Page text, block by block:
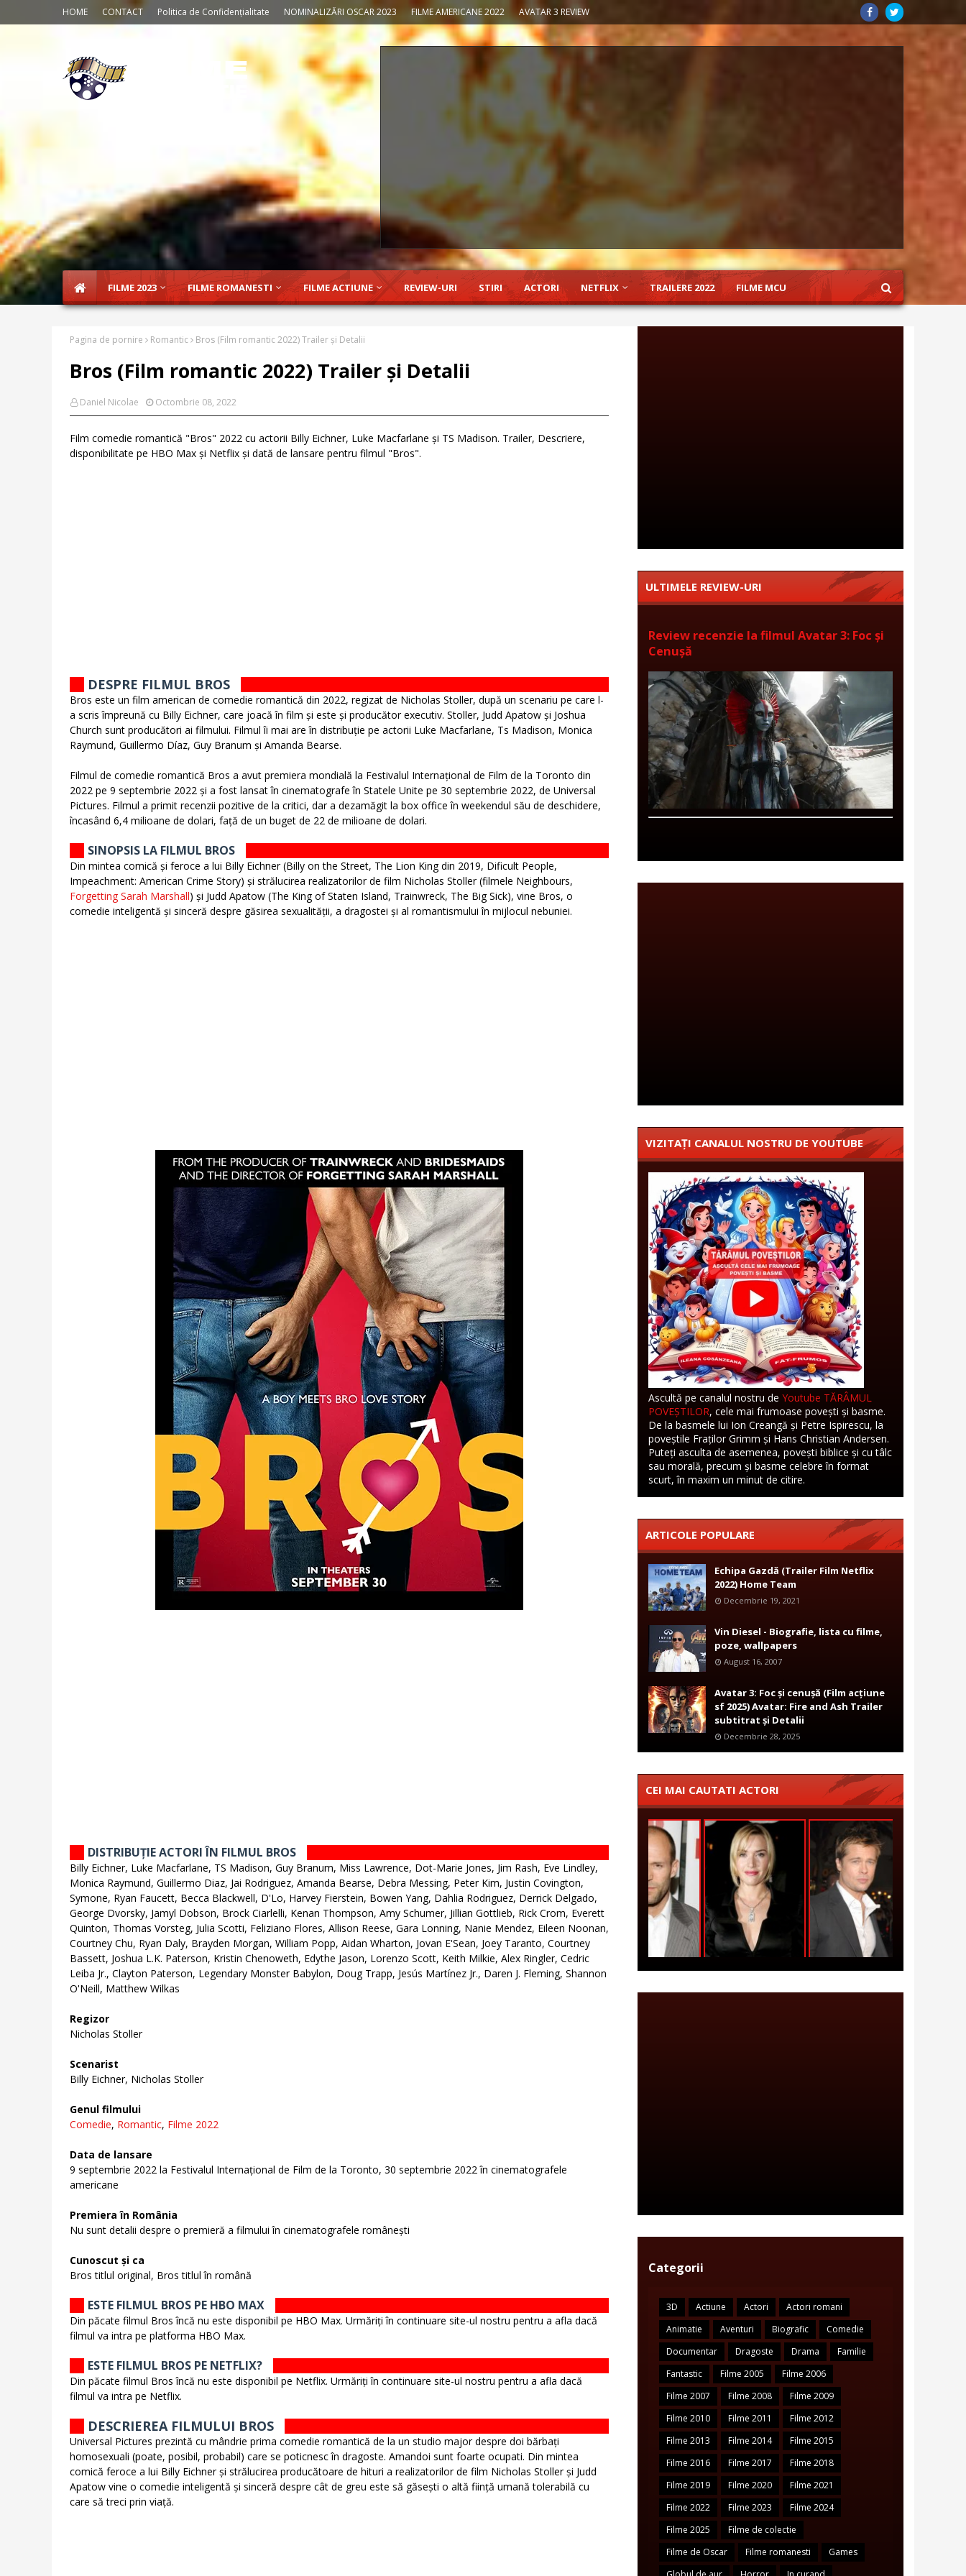
HOME CONTACT Politica de Confidențialitate NOMINALIZĂRI OSCAR 2023 FILME AMERICANE 2022 AVATAR 3 REVIEW
FILME 2023 FILME ROMANESTI FILME ACTIUNE REVIEW-URI STIRI ACTORI NETFLIX TRAILERE 2022 FILME MCU
Pagina de pornire Romantic Bros (Film romantic 2022) Trailer și Detalii
Bros (Film romantic 2022) Trailer și Detalii
Daniel Nicolae Octombrie 08, 2022
Film comedie romantică "Bros" 2022 cu actorii Billy Eichner, Luke Macfarlane și TS Madison. Trailer, Descriere,
disponibilitate pe HBO Max și Netflix și dată de lansare pentru filmul "Bros".
DESPRE FILMUL BROS
Bros este un film american de comedie romantică din 2022, regizat de Nicholas Stoller, după un scenariu pe care l-
a scris împreună cu Billy Eichner, care joacă în film și este și producător executiv. Stoller, Judd Apatow și Joshua
Church sunt producători ai filmului. Filmul îi mai are în distribuție pe actorii Luke Macfarlane, Ts Madison, Monica
Raymund, Guillermo Díaz, Guy Branum și Amanda Bearse.
Filmul de comedie romantică Bros a avut premiera mondială la Festivalul Internațional de Film de la Toronto din
2022 pe 9 septembrie 2022 și a fost lansat în cinematografe în Statele Unite pe 30 septembrie 2022, de Universal
Pictures. Filmul a primit recenzii pozitive de la critici, dar a dezamăgit la box office în weekendul său de deschidere,
încasând 6,4 milioane de dolari, față de un buget de 22 de milioane de dolari.
SINOPSIS LA FILMUL BROS
Din mintea comică și feroce a lui Billy Eichner (Billy on the Street, The Lion King din 2019, Dificult People,
Impeachment: American Crime Story) și strălucirea realizatorilor de film Nicholas Stoller (filmele Neighbours,
Forgetting Sarah Marshall) și Judd Apatow (The King of Staten Island, Trainwreck, The Big Sick), vine Bros, o
comedie inteligentă și sinceră despre găsirea sexualității, a dragostei și al romantismului în mijlocul nebuniei.
DISTRIBUȚIE ACTORI ÎN FILMUL BROS
Billy Eichner, Luke Macfarlane, TS Madison, Guy Branum, Miss Lawrence, Dot-Marie Jones, Jim Rash, Eve Lindley,
Monica Raymund, Guillermo Diaz, Jai Rodriguez, Amanda Bearse, Debra Messing, Peter Kim, Justin Covington,
Symone, Ryan Faucett, Becca Blackwell, D'Lo, Harvey Fierstein, Bowen Yang, Dahlia Rodriguez, Derrick Delgado,
George Dvorsky, Jamyl Dobson, Brock Ciarlelli, Kenan Thompson, Amy Schumer, Jillian Gottlieb, Rick Crom, Everett
Quinton, Thomas Vorsteg, Julia Scotti, Feliziano Flores, Allison Reese, Gara Lonning, Nanie Mendez, Eileen Noonan,
Courtney Chu, Ryan Daly, Brayden Morgan, William Popp, Aidan Wharton, Jovan E'Sean, Joey Taranto, Courtney
Bassett, Joshua L.K. Paterson, Kristin Chenoweth, Edythe Jason, Lorenzo Scott, Keith Milkie, Alex Ringler, Cedric
Leiba Jr., Clayton Paterson, Legendary Monster Babylon, Doug Trapp, Jesús Martínez Jr., Daren J. Fleming, Shannon
O'Neill, Matthew Wilkas
Regizor
Nicholas Stoller
Scenarist
Billy Eichner, Nicholas Stoller
Genul filmului
Comedie, Romantic, Filme 2022
Data de lansare
9 septembrie 2022 la Festivalul Internațional de Film de la Toronto, 30 septembrie 2022 în cinematografele
americane
Premiera în România
Nu sunt detalii despre o premieră a filmului în cinematografele românești
Cunoscut și ca
Bros titlul original, Bros titlul în română
ESTE FILMUL BROS PE HBO MAX
Din păcate filmul Bros încă nu este disponibil pe HBO Max. Urmăriți în continuare site-ul nostru pentru a afla dacă
filmul va intra pe platforma HBO Max.
ESTE FILMUL BROS PE NETFLIX?
Din păcate filmul Bros încă nu este disponibil pe Netflix. Urmăriți în continuare site-ul nostru pentru a afla dacă
filmul va intra pe Netflix.
DESCRIEREA FILMULUI BROS
Universal Pictures prezintă cu mândrie prima comedie romantică de la un studio major despre doi bărbați
homosexuali (poate, posibil, probabil) care se poticnesc în dragoste. Amandoi sunt foarte ocupati. Din mintea
comică feroce a lui Billy Eichner și strălucirea producătoare de hituri a realizatorilor de film Nicholas Stoller și Judd
Apatow vine o comedie inteligentă și sinceră despre cât de greu este să găsești o altă ființă umană tolerabilă cu
care să treci prin viață.
ULTIMELE REVIEW-URI
Review recenzie la filmul Avatar 3: Foc și
Cenușă
VIZITAȚI CANALUL NOSTRU DE YOUTUBE
Ascultă pe canalul nostru de Youtube TĂRÂMUL
POVEȘTILOR, cele mai frumoase povești și basme.
De la basmele lui Ion Creangă și Petre Ispirescu, la
poveștile Fraților Grimm și Hans Christian Andersen.
Puteți asculta de asemenea, povești biblice și cu tâlc
sau morală, precum și basme celebre în format
scurt, în maxim un minut de citire.
ARTICOLE POPULARE
Echipa Gazdă (Trailer Film Netflix
2022) Home Team
Decembrie 19, 2021
Vin Diesel - Biografie, lista cu filme,
poze, wallpapers
August 16, 2007
Avatar 3: Foc și cenușă (Film acțiune
sf 2025) Avatar: Fire and Ash Trailer
subtitrat și Detalii
Decembrie 28, 2025
CEI MAI CAUTATI ACTORI
Categorii
3D Actiune Actori
Actori romani
Animatie
Aventuri Biografic
Comedie
Documentar
Dragoste Drama
Familie
Fantastic
Filme 2005
Filme 2006
Filme 2007
Filme 2008
Filme 2009
Filme 2010
Filme 2011
Filme 2012
Filme 2013
Filme 2014
Filme 2015
Filme 2016
Filme 2017
Filme 2018
Filme 2019
Filme 2020
Filme 2021
Filme 2022
Filme 2023
Filme 2024
Filme 2025
Filme de colectie
Filme de Oscar
Filme romanesti
Games